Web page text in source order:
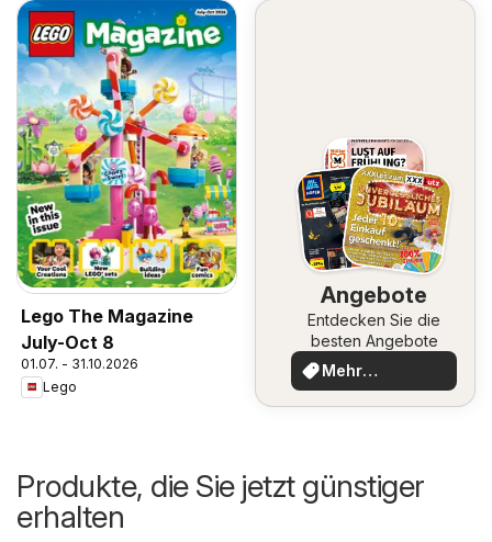
Lego The Magazine
July-Oct 8
01.07. - 31.10.2026
Lego
Angebote
Entdecken Sie die
besten Angebote
Mehr
entdecken
Produkte, die Sie jetzt günstiger
erhalten